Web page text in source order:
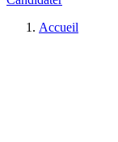
Accueil